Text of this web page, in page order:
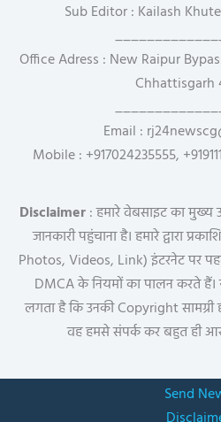
Sub Editor : Kailash
Office Adress : New Raipur
Chhattisgarh
Email :
Mobile : +917024235555,
Disclaimer: हमारे वेबसाइट का मुख्य
जानकारी पहुंचाना है। हमारे द्वारा
Photos, Videos, Link) इंटरनेट पर
DMCA के नियमों का पालन करते हैं।
लगता है कि उनकी Copyright सामग्री
वह हमसे संपर्क कर बहुत ही
Send